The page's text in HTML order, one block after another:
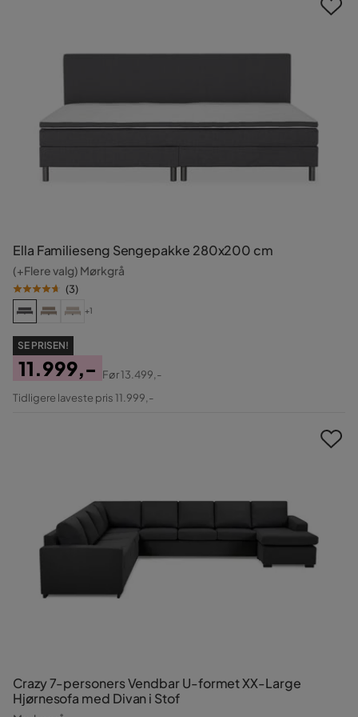
Ella Familieseng Sengepakke 280x200 cm
(+Flere valg) Mørkgrå
(3)
+1
SE PRISEN!
Pris
11.999,-
Original
Før13.499,-
Tidligere laveste pris 11.999,-
Crazy 7-personers Vendbar U-formet XX-Large
Hjørnesofa med Divan i Stof